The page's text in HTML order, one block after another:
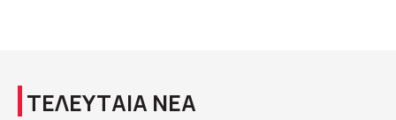
ΤΕΛΕΥΤΑΙΑ ΝΕΑ